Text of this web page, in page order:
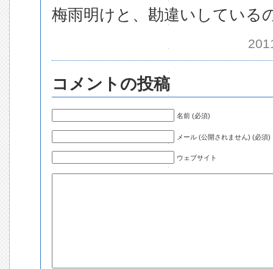
梅雨明けと、勘違いしている
コメントの投稿
名前 (必須)
メール (公開されません) (必須)
ウェブサイト